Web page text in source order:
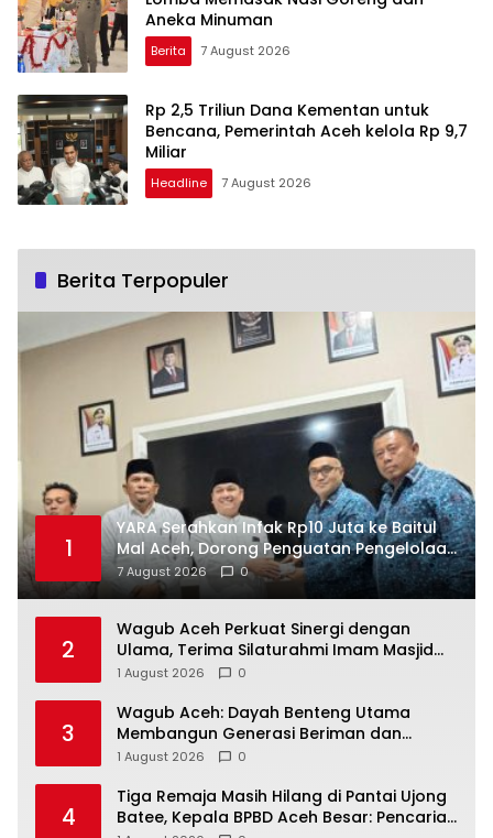
Aneka Minuman
Berita 7 August 2026
Rp 2,5 Triliun Dana Kementan untuk
Bencana, Pemerintah Aceh kelola Rp 9,7
Miliar
Headline 7 August 2026
Berita Terpopuler
1
YARA Serahkan Infak Rp10 Juta ke Baitul
Mal Aceh, Dorong Penguatan Pengelolaan
ZIS yang Amanah
7 August 2026 0
2
Wagub Aceh Perkuat Sinergi dengan
Ulama, Terima Silaturahmi Imam Masjid
Raya Baiturrahman
1 August 2026 0
3
Wagub Aceh: Dayah Benteng Utama
Membangun Generasi Beriman dan
Berakhlak
1 August 2026 0
4
Tiga Remaja Masih Hilang di Pantai Ujong
Batee, Kepala BPBD Aceh Besar: Pencarian